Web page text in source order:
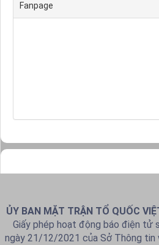
Fanpage
ỦY BAN MẶT TRẬN TỔ QUỐC
Giấy phép hoạt động báo điện
ngày 21/12/2021 của Sở Thông tin